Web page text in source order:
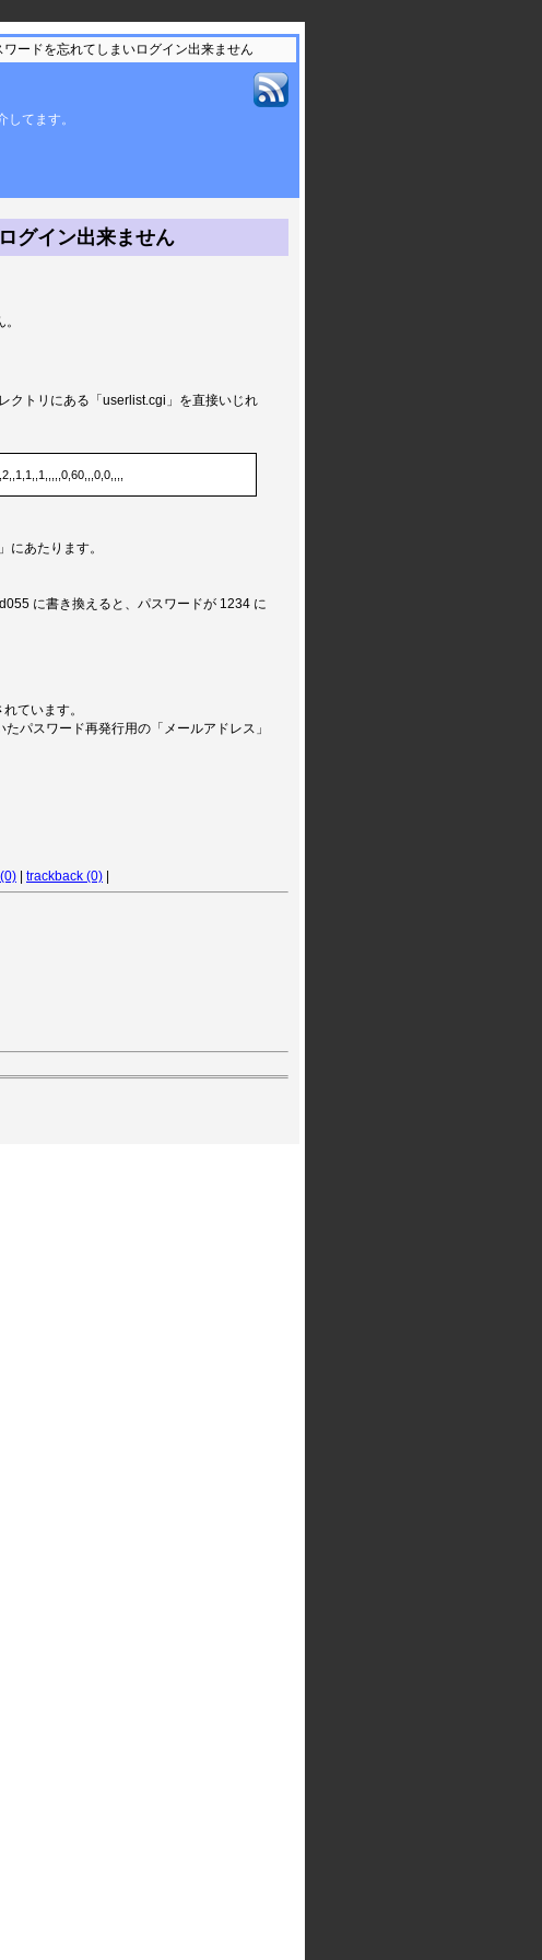
ードを忘れてしまいログイン出来ません
てます。
グイン出来ません
クトリにある「userlist.cgi」を直接いじれ
にあたります。
に書き換えると、パスワードが 1234 に
ています。
パスワード再発行用の「メールアドレス」
| trackback (0) |